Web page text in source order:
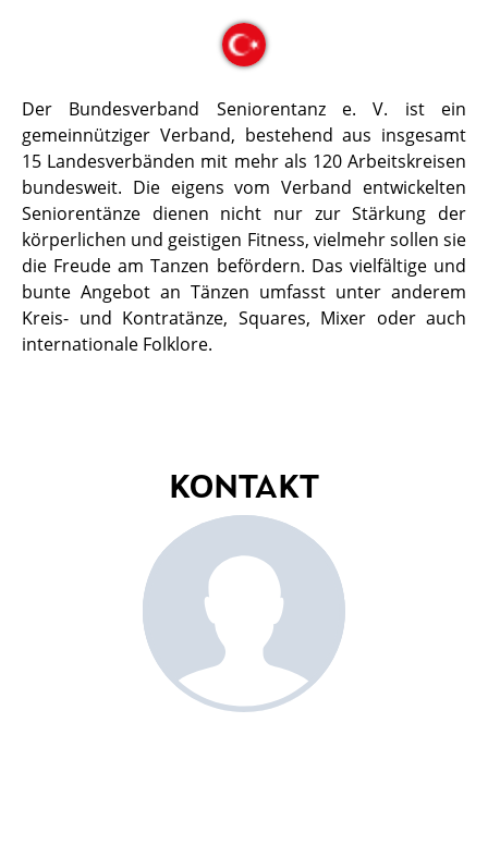
Der Bundesverband Seniorentanz e. V. ist ein
gemeinnütziger Verband, bestehend aus insgesamt
15 Landesverbänden mit mehr als 120 Arbeitskreisen
bundesweit. Die eigens vom Verband entwickelten
Seniorentänze dienen nicht nur zur Stärkung der
körperlichen und geistigen Fitness, vielmehr sollen sie
die Freude am Tanzen befördern. Das vielfältige und
bunte Angebot an Tänzen umfasst unter anderem
Kreis- und Kontratänze, Squares, Mixer oder auch
internationale Folklore.
KONTAKT